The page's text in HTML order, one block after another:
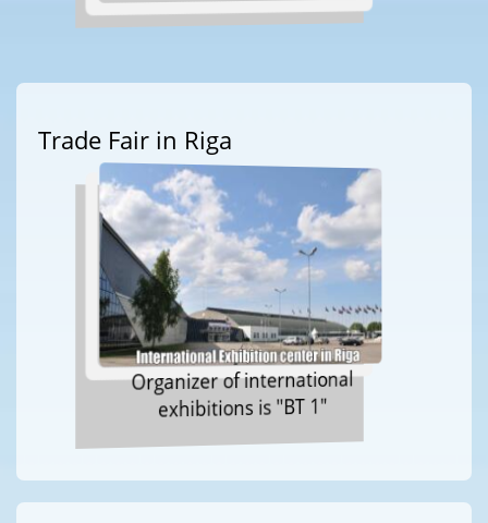
Trade Fair in Riga
Organizer of international
exhibitions is "BT 1"